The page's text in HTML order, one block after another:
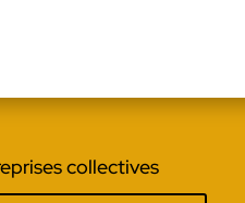
collectives